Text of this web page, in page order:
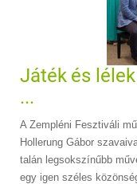
Játék és
...
A Zempléni Fesztiváli
Hollerung Gábor
talán legsokszínűbb
egy igen széles